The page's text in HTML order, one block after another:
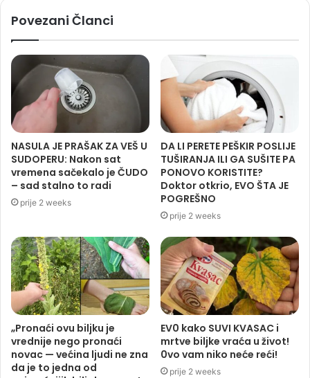
Povezani Članci
NASULA JE PRAŠAK ZA VEŠ U
SUDOPERU: Nakon sat
vremena sačekalo je ČUDO
– sad stalno to radi
prije 2 weeks
DA LI PERETE PEŠKIR POSLIJE
TUŠIRANJA ILI GA SUŠITE PA
PONOVO KORISTITE?
Doktor otkrio, EVO ŠTA JE
POGREŠNO
prije 2 weeks
„Pronaći ovu biljku je
vrednije nego pronaći
novac — većina ljudi ne zna
da je to jedna od
EV0 kako SUVI KVASAC i
mrtve biljke vraća u život!
0vo vam niko neće reći!
prije 2 weeks